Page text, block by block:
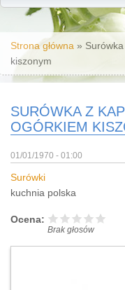
Jesteś tutaj
Strona główna »
kiszonym
SURÓWKA Z
OGÓRKIEM
01/01/1970 - 01:00
Surówki
kuchnia polska
Ocena:
Brak głosów